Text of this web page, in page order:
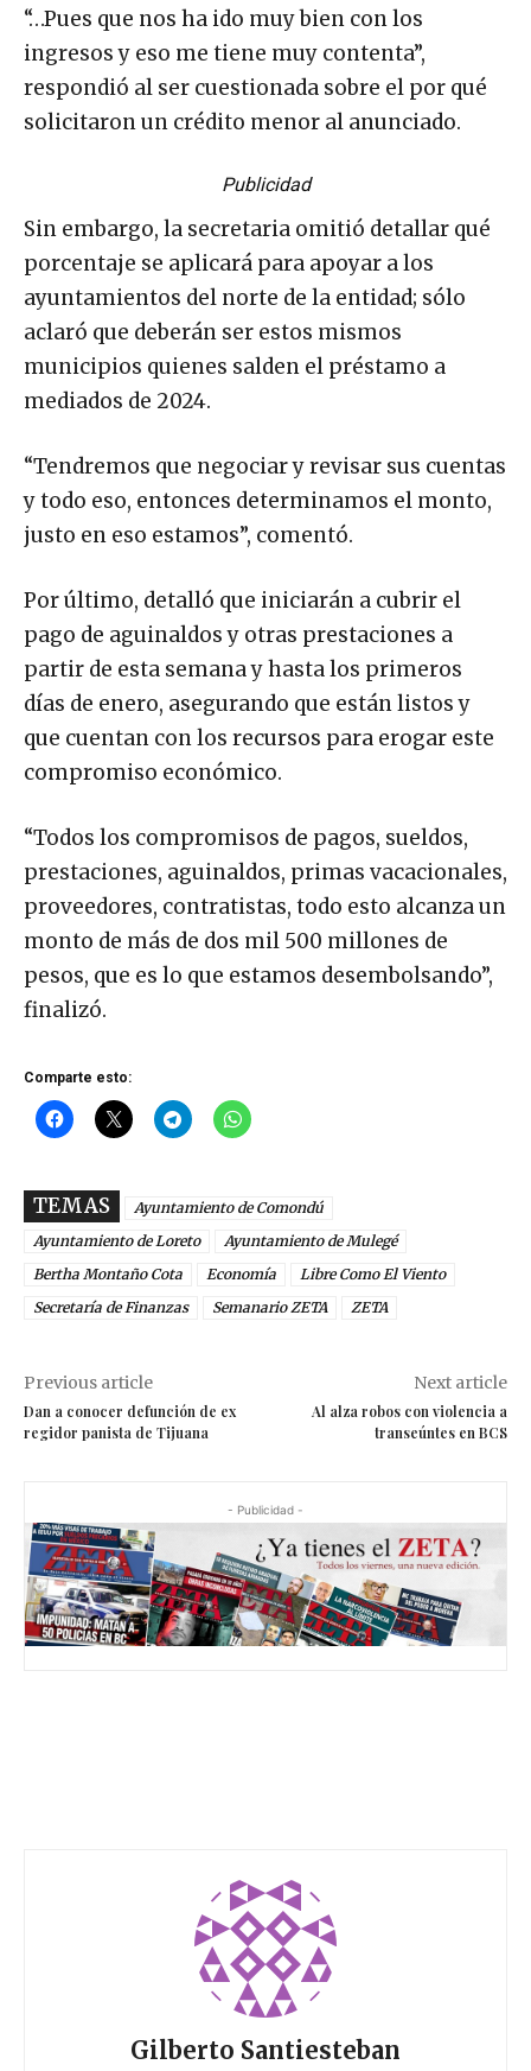
“…Pues que nos ha ido muy bien con los
ingresos y eso me tiene muy contenta”,
respondió al ser cuestionada sobre el por qué
solicitaron un crédito menor al anunciado.
Publicidad
Sin embargo, la secretaria omitió detallar qué
porcentaje se aplicará para apoyar a los
ayuntamientos del norte de la entidad; sólo
aclaró que deberán ser estos mismos
municipios quienes salden el préstamo a
mediados de 2024.
“Tendremos que negociar y revisar sus cuentas
y todo eso, entonces determinamos el monto,
justo en eso estamos”, comentó.
Por último, detalló que iniciarán a cubrir el
pago de aguinaldos y otras prestaciones a
partir de esta semana y hasta los primeros
días de enero, asegurando que están listos y
que cuentan con los recursos para erogar este
compromiso económico.
“Todos los compromisos de pagos, sueldos,
prestaciones, aguinaldos, primas vacacionales,
proveedores, contratistas, todo esto alcanza un
monto de más de dos mil 500 millones de
pesos, que es lo que estamos desembolsando”,
finalizó.
Comparte esto:
TEMAS
Ayuntamiento de Comondú
Ayuntamiento de Loreto
Ayuntamiento de Mulegé
Bertha Montaño Cota
Economía
Libre Como El Viento
Secretaría de Finanzas
Semanario ZETA ZETA
Previous article
Dan a conocer defunción de ex
regidor panista de Tijuana
Next article
Al alza robos con violencia a
transeúntes en BCS
- Publicidad -
Gilberto Santiesteban